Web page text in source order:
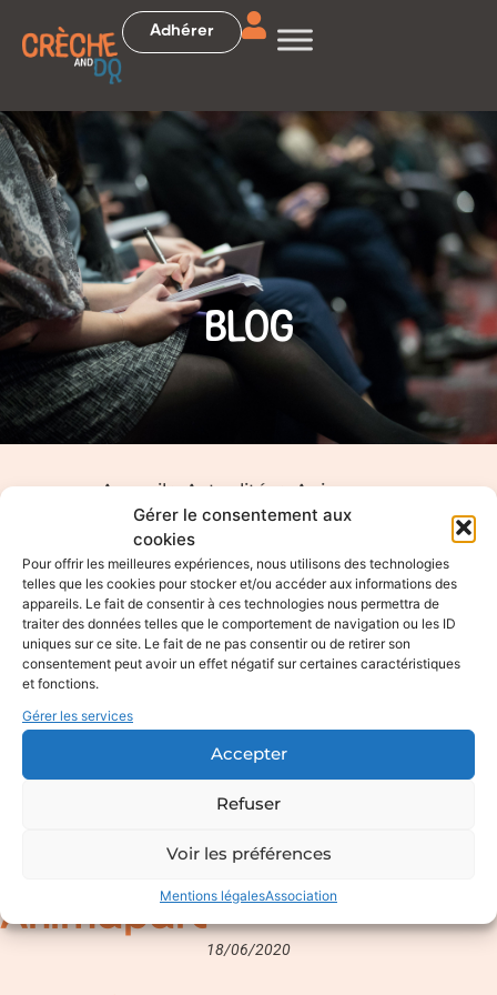
Gérer le consentement aux
cookies
Pour offrir les meilleures expériences, nous utilisons des technologies
telles que les cookies pour stocker et/ou accéder aux informations des
appareils. Le fait de consentir à ces technologies nous permettra de
traiter des données telles que le comportement de navigation ou les ID
uniques sur ce site. Le fait de ne pas consentir ou de retirer son
consentement peut avoir un effet négatif sur certaines caractéristiques
et fonctions.
Gérer les services
Accepter
Refuser
Voir les préférences
Mentions légalesAssociation
Adhérer
BLOG
Accueil>Actualités>Animaparc
Animaparc
18/06/2020